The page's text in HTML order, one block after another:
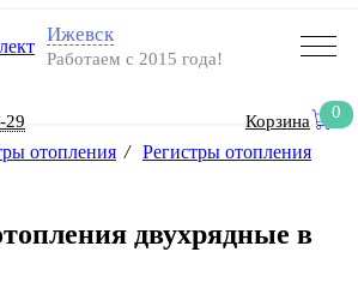
Ижевск
Работаем с 2015 года!
29 Корзина
0
отопления / Регистры отопления
двухрядные в